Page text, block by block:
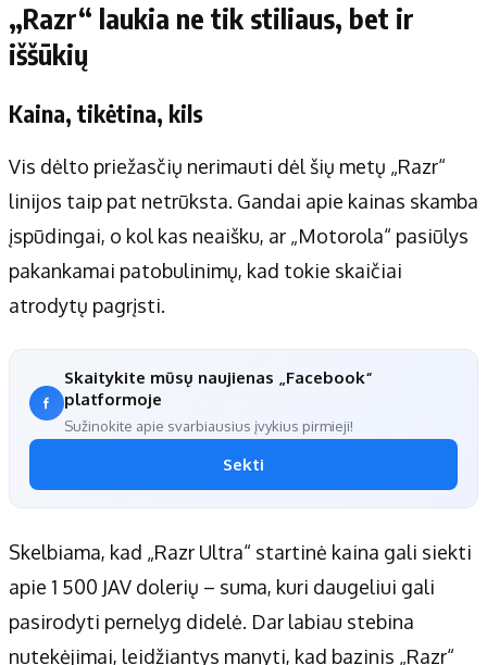
„Razr“ laukia ne tik stiliaus, bet ir
iššūkių
Kaina, tikėtina, kils
Vis dėlto priežasčių nerimauti dėl šių metų „Razr“
linijos taip pat netrūksta. Gandai apie kainas skamba
įspūdingai, o kol kas neaišku, ar „Motorola“ pasiūlys
pakankamai patobulinimų, kad tokie skaičiai
atrodytų pagrįsti.
Skaitykite mūsų naujienas „Facebook“
platformoje
Sužinokite apie svarbiausius įvykius pirmieji!
Sekti
Skelbiama, kad „Razr Ultra“ startinė kaina gali siekti
apie 1 500 JAV dolerių – suma, kuri daugeliui gali
pasirodyti pernelyg didelė. Dar labiau stebina
nutekėjimai, leidžiantys manyti, kad bazinis „Razr“